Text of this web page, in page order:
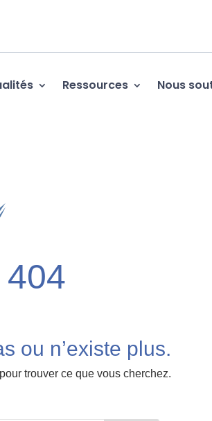
Ressources Nous
ou n’existe plus.
trouver ce que vous cherchez.